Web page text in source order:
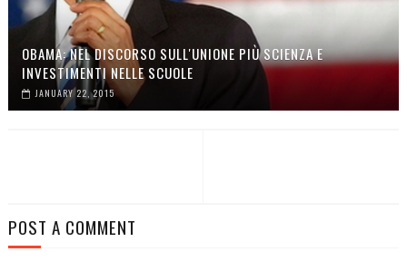
OBAMA: NEL DISCORSO SULL'UNIONE PIÙ SCIENZA E
INVESTIMENTI NELLE SCUOLE
JANUARY 22, 2015
POST A COMMENT